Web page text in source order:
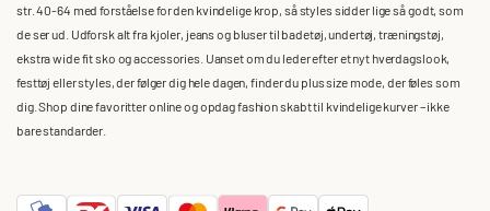
str. 40-64 med forståelse for den kvindelige krop, så styles sidder lige så godt, som
de ser ud. Udforsk alt fra kjoler, jeans og bluser til badetøj, undertøj, træningstøj,
ekstra wide fit sko og accessories. Uanset om du leder efter et nyt hverdagslook,
festtøj eller styles, der følger dig hele dagen, finder du plus size mode, der føles som
dig. Shop dine favoritter online og opdag fashion skabt til kvindelige kurver – ikke
bare standarder.